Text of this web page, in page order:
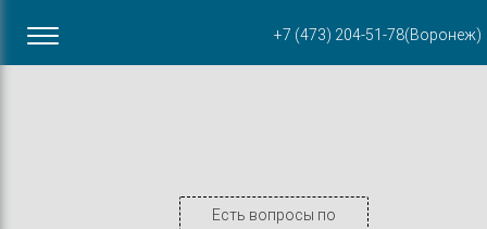
+7 (473) 204-51-78(Воронеж)
ул. Пирогова, 87Б
Есть вопросы по